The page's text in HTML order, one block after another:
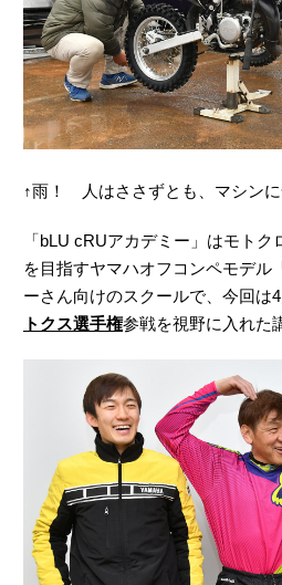
↑雨！ 人はささずとも、マシンに
「bLU cRUアカデミー」はモト
を目指すヤマハオフコンペモデル
ーさん向けのスクールで、今回は
トクス選手権参戦を視野に入れた